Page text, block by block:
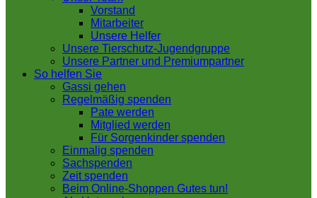
Vorstand
Mitarbeiter
Unsere Helfer
Unsere Tierschutz-Jugendgruppe
Unsere Partner und Premiumpartner
So helfen Sie
Gassi gehen
Regelmäßig spenden
Pate werden
Mitglied werden
Für Sorgenkinder spenden
Einmalig spenden
Sachspenden
Zeit spenden
Beim Online-Shoppen Gutes tun!